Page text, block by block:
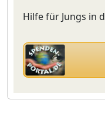
Hilfe für Jungs in